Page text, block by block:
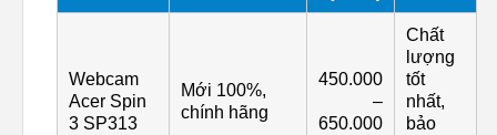
Webcam
Acer Spin
3 SP313
Mới 100%,
chính hãng
450.000
–
650.000
Chất
lượng
tốt
nhất,
bảo